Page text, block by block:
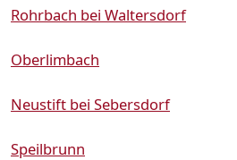
Rohrbach bei Waltersdorf
Oberlimbach
Neustift bei Sebersdorf
Speilbrunn